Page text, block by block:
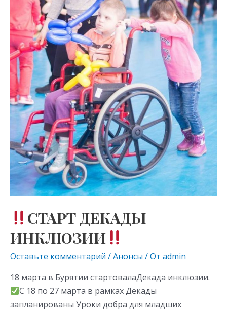
СТАРТ ДЕКАДЫ
ИНКЛЮЗИИ
Оставьте комментарий /Анонсы / От admin
18 марта в Бурятии стартовалаДекада инклюзии.
С 18 по 27 марта в рамках Декады
запланированы Уроки добра для младших